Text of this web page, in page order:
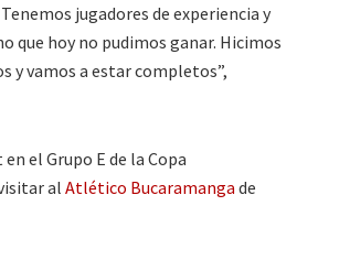
jugadores de experiencia y
que hoy no pudimos ganar. Hicimos
y vamos a estar completos”,
el Grupo E de la Copa
al Atlético Bucaramanga de